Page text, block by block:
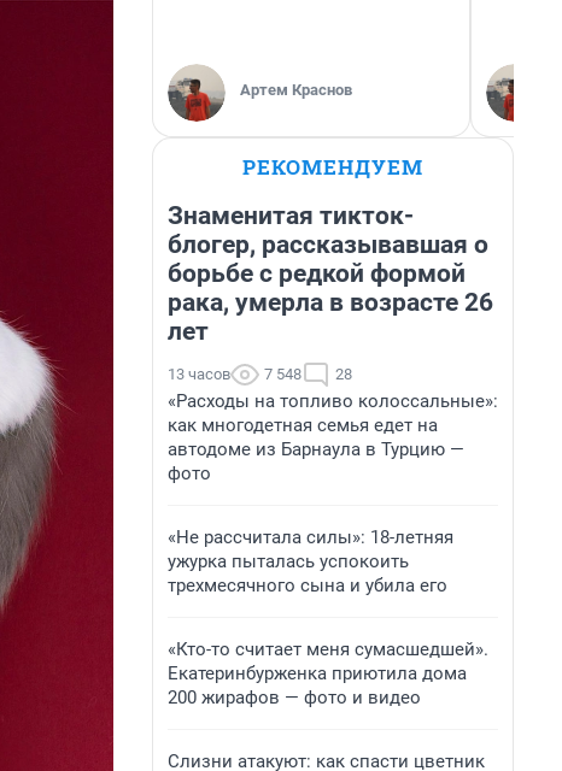
Артем Краснов
РЕКОМЕНДУЕМ
Знаменитая тикток-
блогер, рассказывавшая о
борьбе с редкой формой
рака, умерла в возрасте 26
лет
13 часов 7 548 28
«Расходы на топливо колоссальные»:
как многодетная семья едет на
автодоме из Барнаула в Турцию —
фото
«Не рассчитала силы»: 18-летняя
ужурка пыталась успокоить
трехмесячного сына и убила его
«Кто-то считает меня сумасшедшей».
Екатеринбурженка приютила дома
200 жирафов — фото и видео
Слизни атакуют: как спасти цветник